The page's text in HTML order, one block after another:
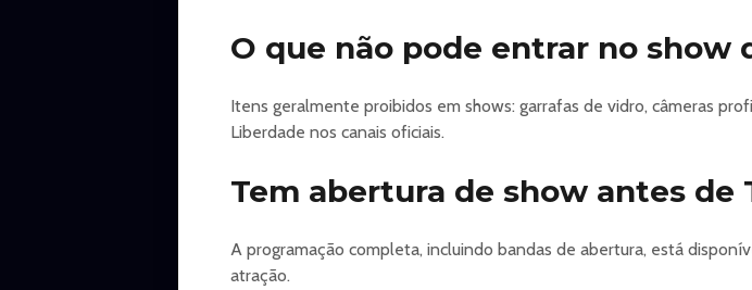
O que não pode entrar no show
Itens geralmente proibidos em shows: garrafas de vidro, câmeras
Liberdade nos canais oficiais.
Tem abertura de show antes de
A programação completa, incluindo bandas de abertura, está
atração.